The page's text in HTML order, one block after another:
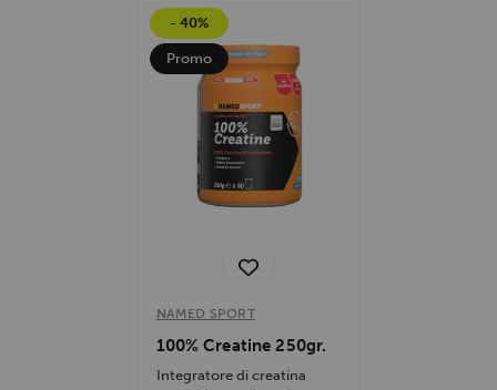
- 40%
Promo
NAMED SPORT
100% Creatine 250gr.
Integratore di creatina